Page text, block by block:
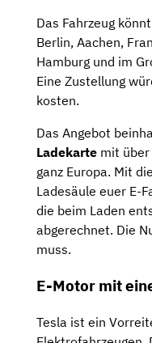
Das Fahrzeug
Berlin, Aachen,
Hamburg und im
Eine Zustellung
kosten.
Das Angebot
Ladekarte mit
ganz Europa. Mit
Ladesäule euer E-
die beim Laden
abgerechnet. Die
muss.
E-Motor mit
Tesla ist ein